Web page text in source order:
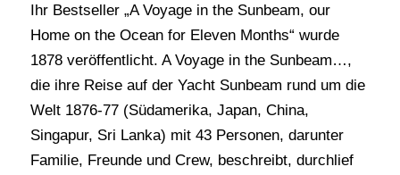
Ihr Bestseller „A Voyage in the Sunbeam, our
Home on the Ocean for Eleven Months“ wurde
1878 veröffentlicht. A Voyage in the Sunbeam…,
die ihre Reise auf der Yacht Sunbeam rund um die
Welt 1876-77 (Südamerika, Japan, China,
Singapur, Sri Lanka) mit 43 Personen, darunter
Familie, Freunde und Crew, beschreibt, durchlief